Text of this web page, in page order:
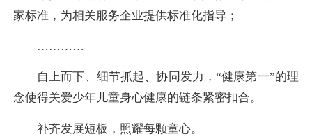
家标准，为相关服务企业提供标准化指导；
…………
自上而下、细节抓起、协同发力，“健康第一”的理
念使得关爱少年儿童身心健康的链条紧密扣合。
补齐发展短板，照耀每颗童心。